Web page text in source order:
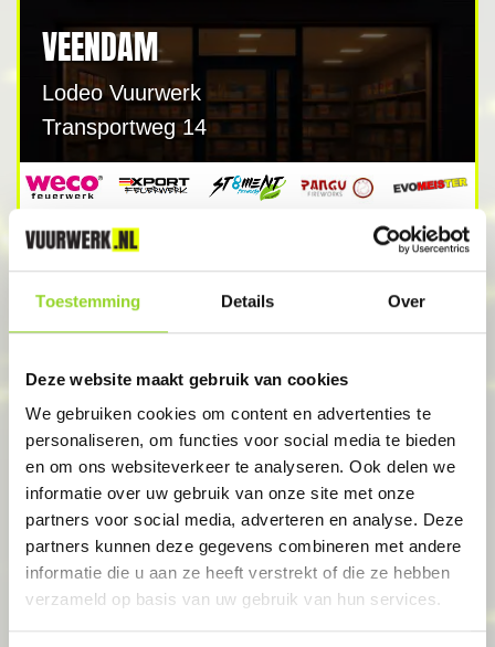
Toestemming Details Over
Deze website maakt gebruik van cookies
We gebruiken cookies om content en advertenties te
personaliseren, om functies voor social media te bieden
en om ons websiteverkeer te analyseren. Ook delen we
informatie over uw gebruik van onze site met onze
partners voor social media, adverteren en analyse. Deze
partners kunnen deze gegevens combineren met andere
informatie die u aan ze heeft verstrekt of die ze hebben
verzameld op basis van uw gebruik van hun services.
VEENDAM
Lodeo Vuurwerk
Transportweg 14
GESLOTEN
VLAGTWEDDE
Mestenmaker Vlagtwedde
Nieuweweg 7